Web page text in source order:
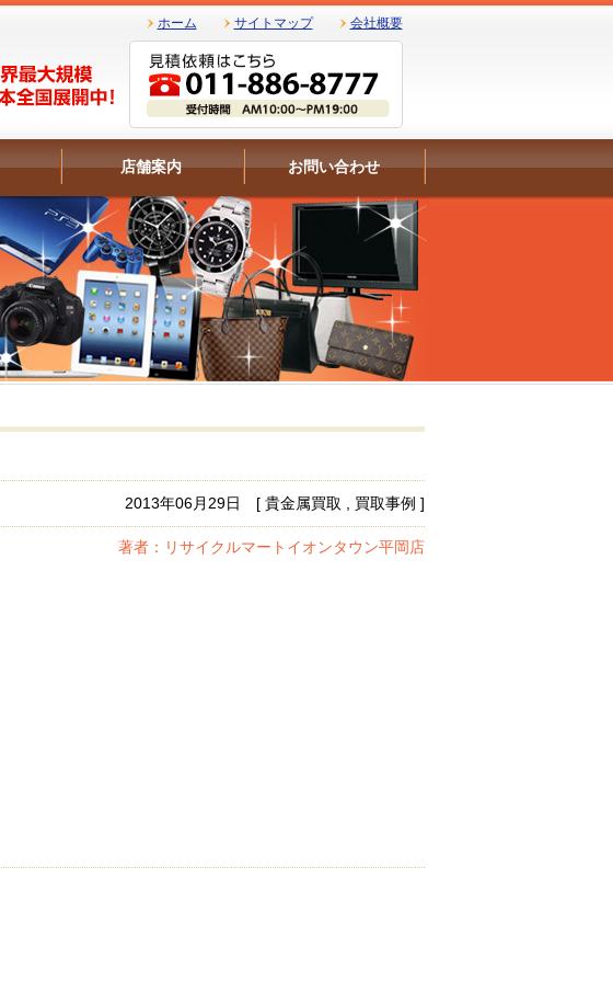
ホーム サイトマップ 会社概要
店舗案内 お問い合わせ
2013年06月29日 [ 貴金属買取 , 買取事例 ]
著者：リサイクルマートイオンタウン平岡店